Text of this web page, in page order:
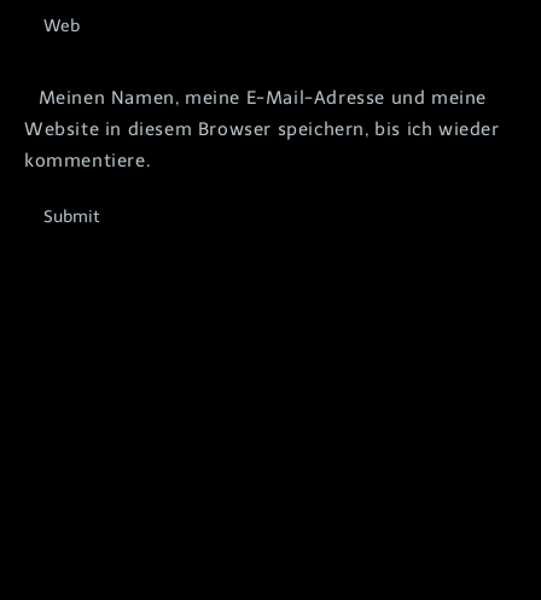
Meinen Namen, meine E-Mail-Adresse und meine
Website in diesem Browser speichern, bis ich wieder
kommentiere.
Submit